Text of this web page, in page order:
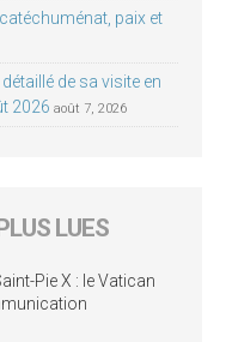
paix et
de sa visite en
2026 août 7, 2026
LUES
Pie X : le Vatican